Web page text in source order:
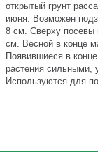
открытый грунт
июня. Возможен
8 см. Сверху посевы
см. Весной в конце
Появившиеся в
растения сильными,
Используются для